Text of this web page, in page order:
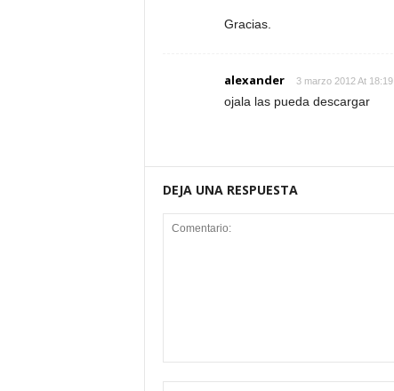
Gracias.
alexander 3 marzo 2012 At 18:19
ojala las pueda descargar
DEJA UNA RESPUESTA